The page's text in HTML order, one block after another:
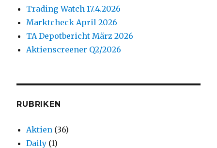
Trading-Watch 17.4.2026
Marktcheck April 2026
TA Depotbericht März 2026
Aktienscreener Q2/2026
RUBRIKEN
Aktien (36)
Daily (1)